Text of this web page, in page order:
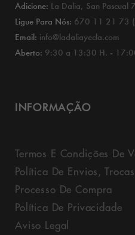
Adicione: La Dalia, San
Ligue Para Nós: 670 11 21 73
Email: info@ladaliayecla.com
Aberto: 9:30 a 13:30 H. -
INFORMAÇÃO
Termos E Condições De
Política De Envios,
Processo De Compra
Política De Privacidade
Aviso Legal